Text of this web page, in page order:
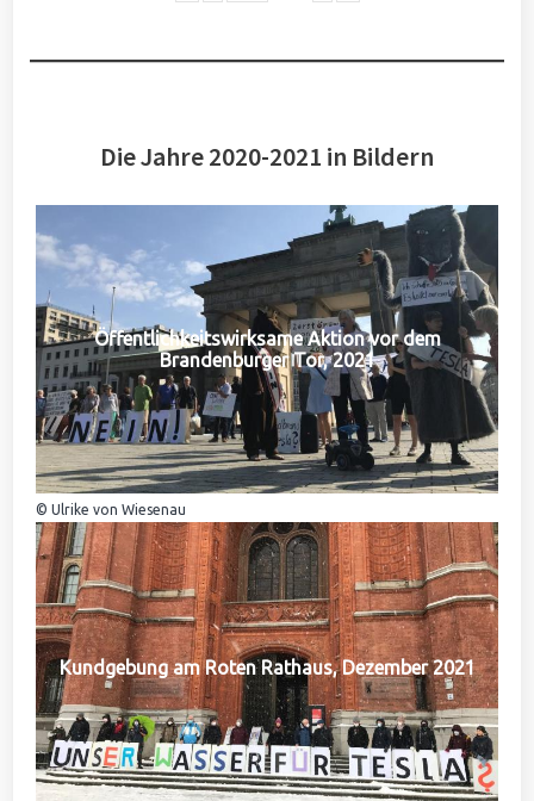
Die Jahre 2020-2021 in Bildern
Öffentlichkeitswirksame Aktion vor dem
Brandenburger Tor, 2021
© Ulrike von Wiesenau
Kundgebung am Roten Rathaus, Dezember 2021